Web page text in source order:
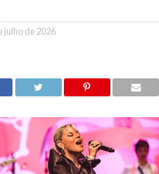
julho de 2026